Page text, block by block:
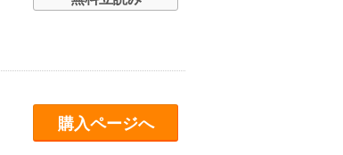
購入ページへ